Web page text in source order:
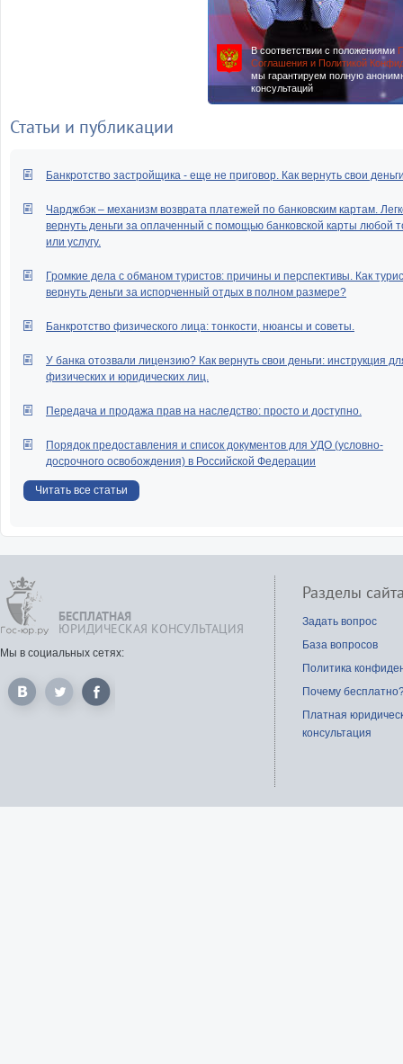
В соответствии с положениями
Соглашения и Политикой
мы гарантируем полную
консультаций
Статьи и публикации
Банкротство застройщика - еще не приговор. Как вернуть свои
Чарджбэк – механизм возврата платежей по банковским картам.
вернуть деньги за оплаченный с помощью банковской карты любой
или услугу.
Громкие дела с обманом туристов: причины и перспективы. Как
вернуть деньги за испорченный отдых в полном размере?
Банкротство физического лица: тонкости, нюансы и советы.
У банка отозвали лицензию? Как вернуть свои деньги: инструкция
физических и юридических лиц.
Передача и продажа прав на наследство: просто и доступно.
Порядок предоставления и список документов для УДО (условно-
досрочного освобождения) в Российской Федерации
Читать все статьи
БЕСПЛАТНАЯ
ЮРИДИЧЕСКАЯ КОНСУЛЬТАЦИЯ
Мы в социальных сетях:
Разделы
Задать вопрос
База вопросов
Политика
Почему
Платная
консультация